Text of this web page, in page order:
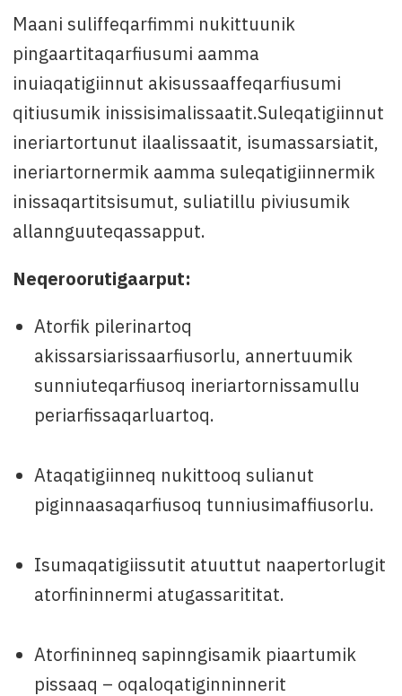
Maani suliffeqarfimmi nukittuunik
pingaartitaqarfiusumi aamma
inuiaqatigiinnut akisussaaffeqarfiusumi
qitiusumik inissisimalissaatit.Suleqatigiinnut
ineriartortunut ilaalissaatit, isumassarsiatit,
ineriartornermik aamma suleqatigiinnermik
inissaqartitsisumut, suliatillu piviusumik
allannguuteqassapput.
Neqeroorutigaarput:
Atorfik pilerinartoq
akissarsiarissaarfiusorlu, annertuumik
sunniuteqarfiusoq ineriartornissamullu
periarfissaqarluartoq.
Ataqatigiinneq nukittooq sulianut
piginnaasaqarfiusoq tunniusimaffiusorlu.
Isumaqatigiissutit atuuttut naapertorlugit
atorfininnermi atugassarititat.
Atorfininneq sapinngisamik piaartumik
pissaaq – oqaloqatiginninnerit